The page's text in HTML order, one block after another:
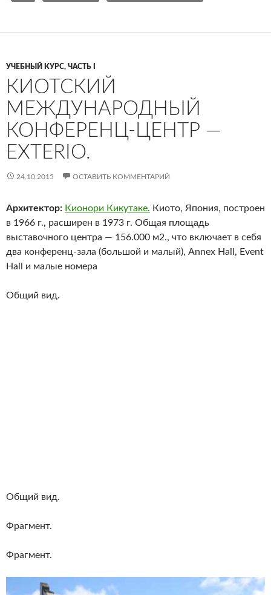
УЧЕБНЫЙ КУРС, ЧАСТЬ I
КИОТСКИЙ
МЕЖДУНАРОДНЫЙ
КОНФЕРЕНЦ-ЦЕНТР —
EXTERIO.
24.10.2015 ОСТАВИТЬ КОММЕНТАРИЙ
Архитектор: Кионори Кикутаке. Киото, Япония, построен
в 1966 г., расширен в 1973 г. Общая площадь
выставочного центра — 156.000 м2., что включает в себя
два конференц-зала (большой и малый), Annex Hall, Event
Hall и малые номера
Общий вид.
Общий вид.
Фрагмент.
Фрагмент.